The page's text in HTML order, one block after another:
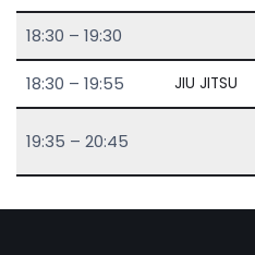
18:30 – 19:30
18:30 – 19:55 JIU JITSU
19:35 – 20:45